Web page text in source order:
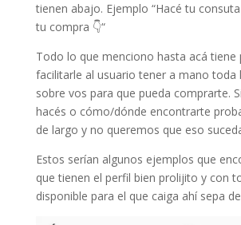
tienen abajo. Ejemplo “Hacé tu consuta
tu compra 👇“
Todo lo que menciono hasta acá
facilitarle al usuario tener a mano toda
sobre vos para que pueda comprarte.
hacés o cómo/dónde encontrarte
de largo y no queremos que eso
Estos serían algunos ejemplos que
que tienen el perfil bien prolijito y con
disponible para el que caiga ahí sepa